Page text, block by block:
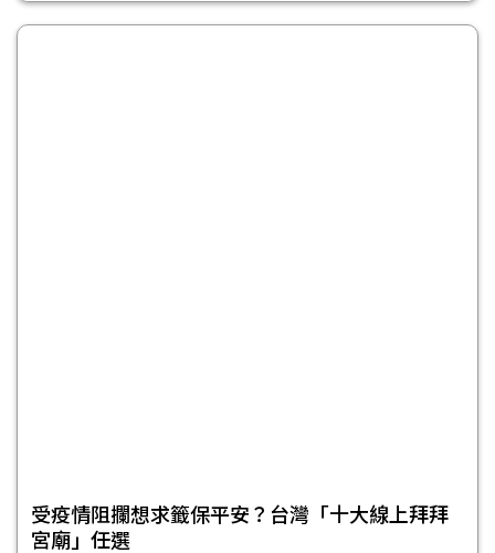
受疫情阻攔想求籤保平安？台灣「十大線上拜拜
宮廟」任選